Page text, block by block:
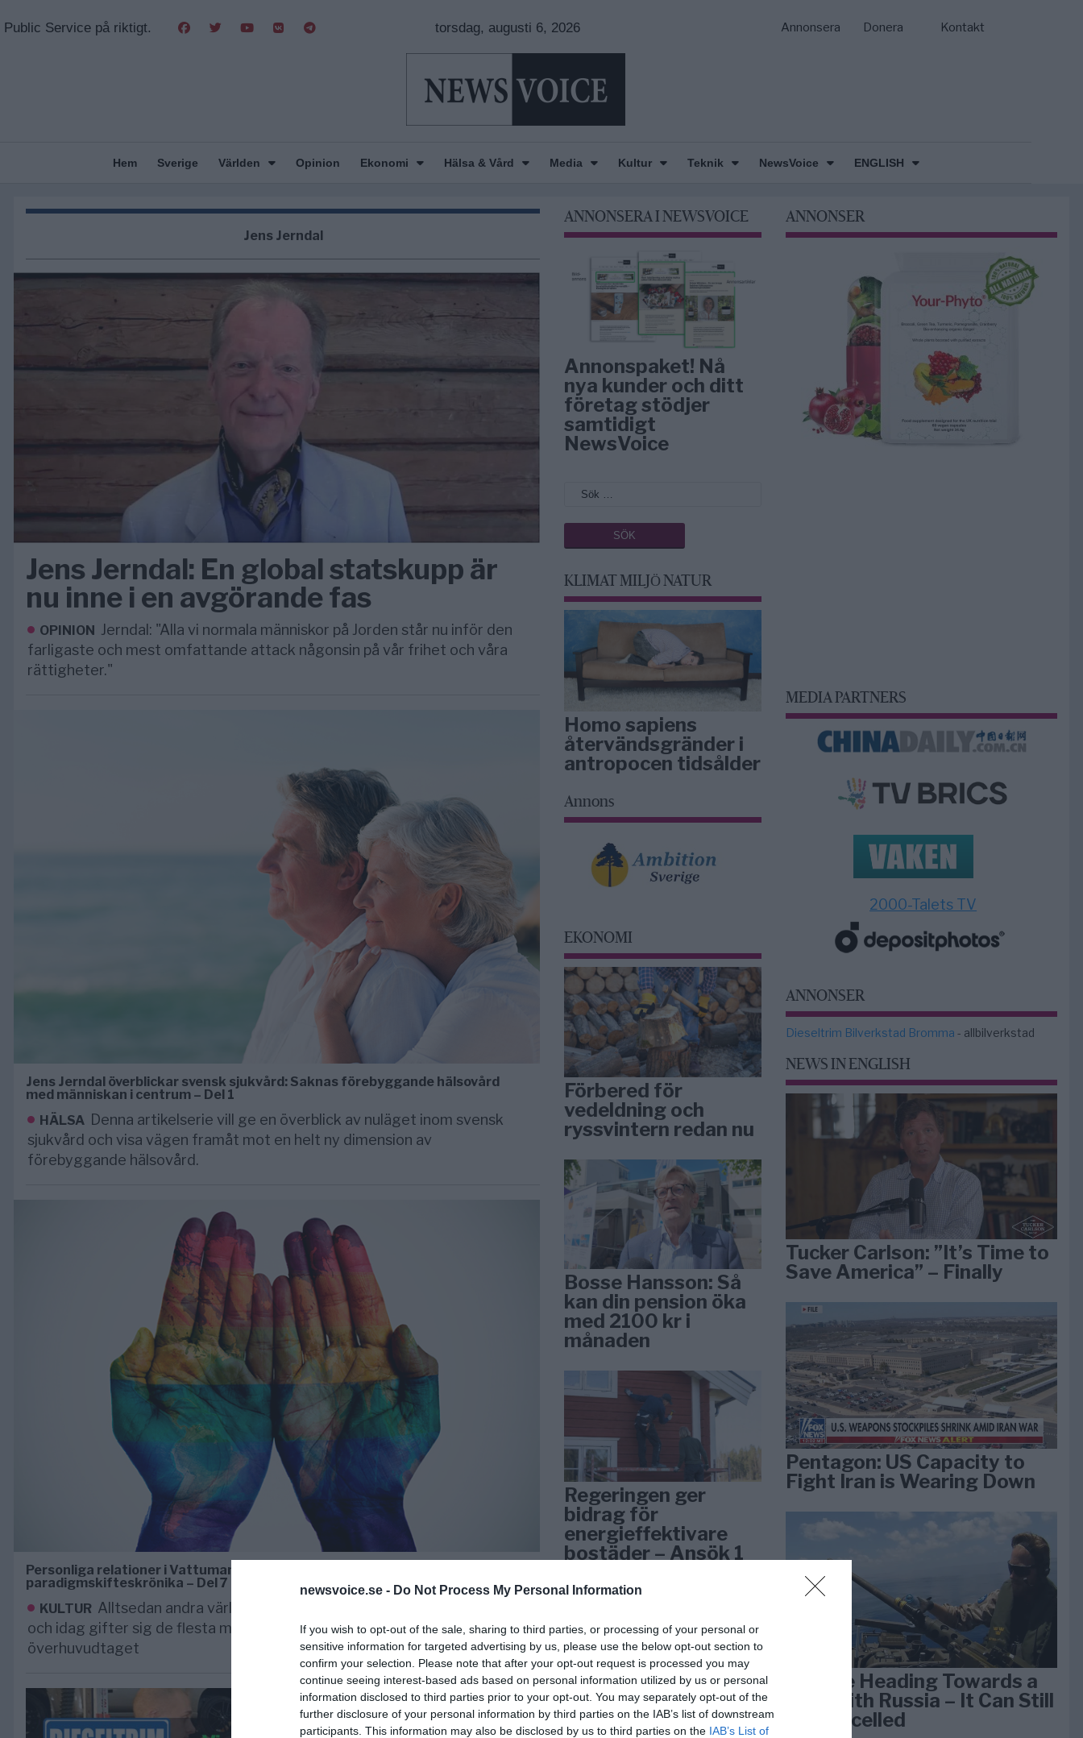
newsvoice.se - Do Not Process My Personal Information
If you wish to opt-out of the sale, sharing to third parties, or processing of your personal or
sensitive information for targeted advertising by us, please use the below opt-out section to
confirm your selection. Please note that after your opt-out request is processed you may
continue seeing interest-based ads based on personal information utilized by us or personal
information disclosed to third parties prior to your opt-out. You may separately opt-out of the
further disclosure of your personal information by third parties on the IAB’s list of downstream
participants. This information may also be disclosed by us to third parties on the IAB’s List of
Public Service på riktigt. torsdag, augusti 6, 2026 Annonsera Donera Kontakt
Hem Sverige Världen Opinion Ekonomi Hälsa & Vård Media Kultur Teknik NewsVoice ENGLISH
Jens Jerndal
Jens Jerndal: En global statskupp är
nu inne i en avgörande fas
OPINION Jerndal: "Alla vi normala människor på Jorden står nu inför den
farligaste och mest omfattande attack någonsin på vår frihet och våra
rättigheter."
Jens Jerndal överblickar svensk sjukvård: Saknas förebyggande hälsovård
med människan i centrum – Del 1
HÄLSA Denna artikelserie vill ge en överblick av nuläget inom svensk
sjukvård och visa vägen framåt mot en helt ny dimension av
förebyggande hälsovård.
Personliga relationer i Vattumannens tidsålder – Jerndals
paradigmskifteskrönika – Del 7
KULTUR Alltsedan andra världskriget har skilsmässor blivit allt vanligare,
och idag gifter sig de flesta mer än en gång under sin livstid - om de
överhuvudtaget
ANNONSERA I NEWSVOICE
Annonspaket! Nå
nya kunder och ditt
företag stödjer
samtidigt
NewsVoice
KLIMAT MILJÖ NATUR
Homo sapiens
återvändsgränder i
antropocen tidsålder
Annons
EKONOMI
Förbered för
vedeldning och
ryssvintern redan nu
Bosse Hansson: Så
kan din pension öka
med 2100 kr i
månaden
Regeringen ger
bidrag för
energieffektivare
bostäder – Ansök 1
ANNONSER
MEDIA PARTNERS
2000-Talets TV
ANNONSER
Dieseltrim Bilverkstad Bromma - allbilverkstad
NEWS IN ENGLISH
Tucker Carlson: ”It’s Time to
Save America” – Finally
Pentagon: US Capacity to
Fight Iran is Wearing Down
We Are Heading Towards a
War With Russia – It Can Still
Be Cancelled